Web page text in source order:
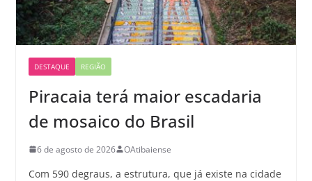
DESTAQUE REGIÃO
Piracaia terá maior escadaria
de mosaico do Brasil
6 de agosto de 2026 OAtibaiense
Com 590 degraus, a estrutura, que já existe na cidade